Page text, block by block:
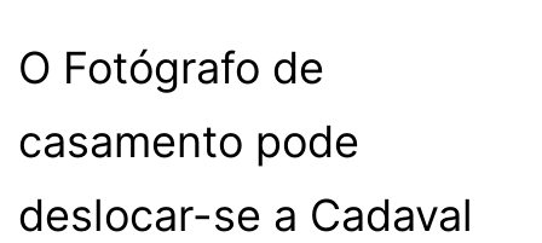
O Fotógrafo de
casamento pode
deslocar-se a Cadaval